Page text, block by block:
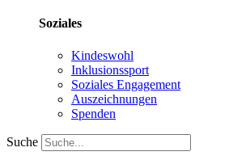
Soziales
Kindeswohl
Inklusionssport
Soziales Engagement
Auszeichnungen
Spenden
Suche